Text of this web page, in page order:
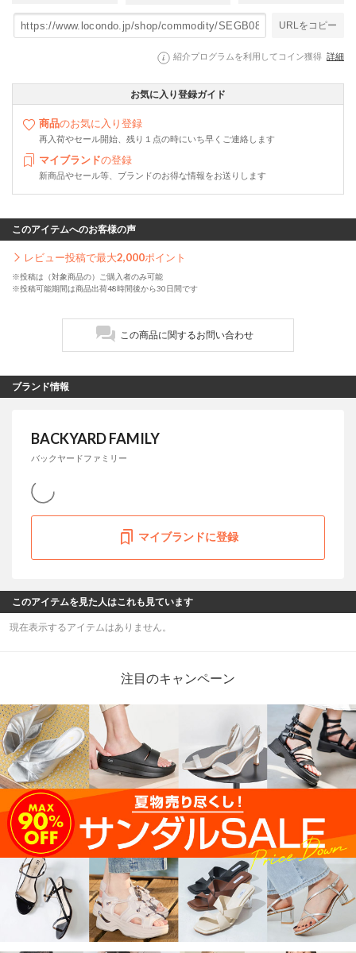
URLをコピー
紹介プログラムを利用してコイン獲得 詳細
お気に入り登録ガイド
商品のお気に入り登録
再入荷やセール開始、残り１点の時にいち早くご連絡します
マイブランドの登録
新商品やセール等、ブランドのお得な情報をお送りします
このアイテムへのお客様の声
レビュー投稿で最大2,000ポイント
※投稿は（対象商品の）ご購入者のみ可能
※投稿可能期間は商品出荷48時間後から30日間です
この商品に関するお問い合わせ
ブランド情報
BACKYARD FAMILY
バックヤードファミリー
マイブランドに登録
このアイテムを見た人はこれも見ています
現在表示するアイテムはありません。
注目のキャンペーン